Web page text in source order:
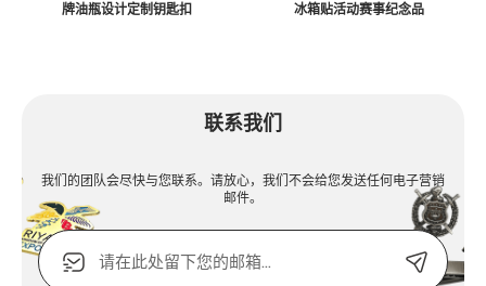
牌油瓶设计定制钥匙扣
冰箱贴活动赛事纪念品
联系我们
我们的团队会尽快与您联系。请放心，我们不会给您发送任何电子营销
邮件。
电
子